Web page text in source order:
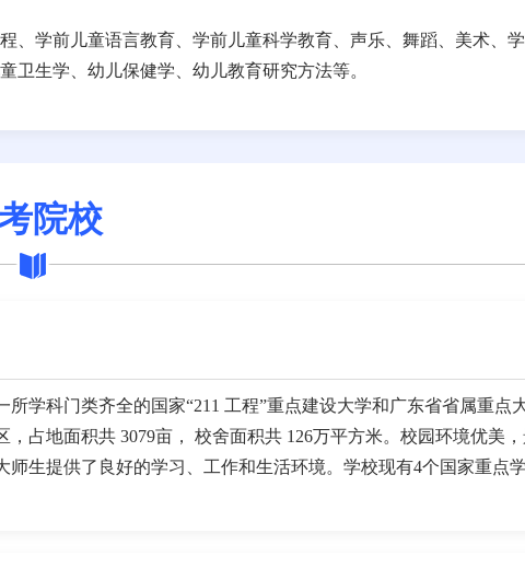
、学前儿童语言教育、学前儿童科学教育、声乐、舞蹈、美术、
卫生学、幼儿保健学、幼儿教育研究方法等。
院校
所学科门类齐全的国家“211 工程”重点建设大学和广东省省属重点
，占地面积共 3079亩， 校舍面积共 126万平方米。校园环境优美
师生提供了良好的学习、工作和生活环境。学校现有4个国家重点